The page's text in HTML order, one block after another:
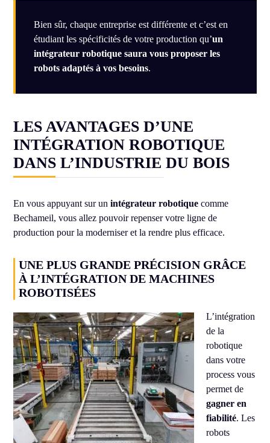
Bien sûr, chaque entreprise est différente et c’est en
étudiant les spécificités de votre production qu’un
intégrateur robotique saura vous proposer les
robots adaptés à vos besoins.
LES AVANTAGES D’UNE
INTÉGRATION ROBOTIQUE
DANS L’INDUSTRIE DU BOIS
En vous appuyant sur unintégrateur robotique comme
Bechameil, vous allez pouvoir repenser votre ligne de
production pour la moderniser et la rendre plus efficace.
UNE PLUS GRANDE PRÉCISION GRÂCE
À L’INTÉGRATION DE MACHINES
ROBOTISÉES
L’intégration
de la
robotique
dans votre
process vous
permet de
gagner en
fiabilité. Les
robots